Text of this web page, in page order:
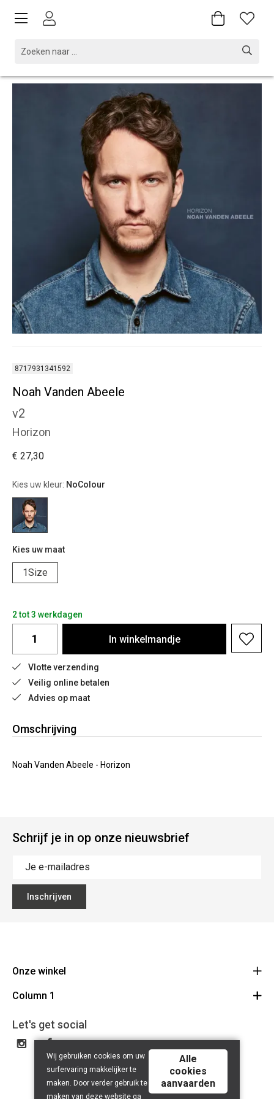
8717931341592
Noah Vanden Abeele
v2
Horizon
€ 27,30
Kies uw kleur: NoColour
Kies uw maat
1Size
2 tot 3 werkdagen
In winkelmandje
Vlotte verzending
Veilig online betalen
Advies op maat
Omschrijving
Noah Vanden Abeele - Horizon
Schrijf je in op onze nieuwsbrief
Inschrijven
Onze winkel
Mallebergplaats 13 - 8000 Brugge
050/33 25 75
BE 0648.822.409
Column 1
Cadeaubon
Let's get social
Wij gebruiken cookies om uw
surfervaring makkelijker te
maken. Door verder gebruik te
maken van deze website ga
Alle
cookies
aanvaarden